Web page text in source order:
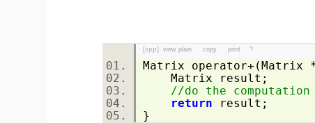
[cpp] view plain copy print ?
Matrix operator+(Matrix
Matrix result;
//do the
return result;
}